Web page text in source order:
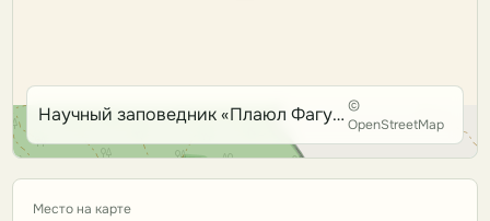
Научный заповедник «Плаюл Фагулуй» ©
OpenStreetMap
Место на карте